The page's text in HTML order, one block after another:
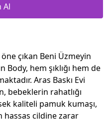
Al
çıkan Beni Üzmeyin
Body, hem şıklığı hem de
Aras Baskı Evi
bebeklerin rahatlığı
kaliteli pamuk kumaşı,
hassas cildine zarar